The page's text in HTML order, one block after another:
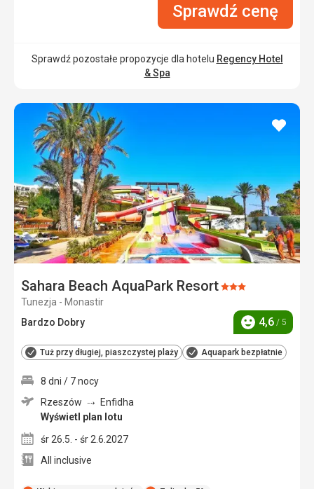
Sprawdź cenę
Sprawdź pozostałe propozycje dla hotelu Regency Hotel
& Spa
Sahara Beach AquaPark ResortOcena:
Tunezja - Monastir
Bardzo Dobry
Ocena
4,6 / 5
Tuż przy długiej, piaszczystej plaży Aquapark bezpłatnie
dodaj
8 dni / 7 nocy
Rzeszów
Enfidha
Wyświetl plan lotu
śr 26.5. - śr 2.6.2027
All inclusive